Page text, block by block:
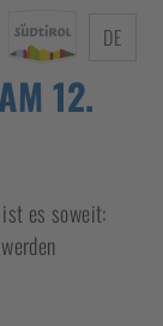
DE
12.
ist es soweit: